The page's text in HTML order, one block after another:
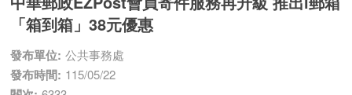
「箱到箱」38元優惠
發布單位: 公共事務處
發布時間: 115/05/22